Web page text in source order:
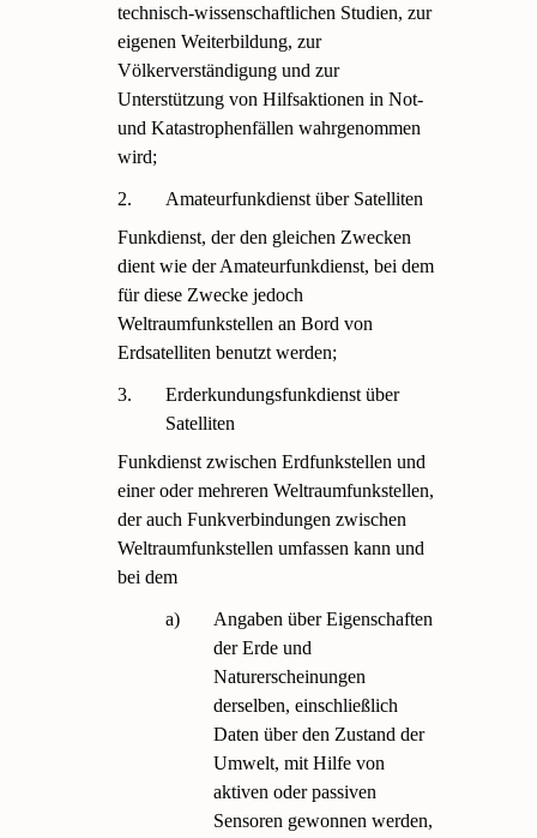
technisch-wissenschaftlichen Studien, zur
eigenen Weiterbildung, zur
Völkerverständigung und zur
Unterstützung von Hilfsaktionen in Not-
und Katastrophenfällen wahrgenommen
wird;
2.
Amateurfunkdienst über Satelliten
Funkdienst, der den gleichen Zwecken
dient wie der Amateurfunkdienst, bei dem
für diese Zwecke jedoch
Weltraumfunkstellen an Bord von
Erdsatelliten benutzt werden;
3.
Erderkundungsfunkdienst über
Satelliten
Funkdienst zwischen Erdfunkstellen und
einer oder mehreren Weltraumfunkstellen,
der auch Funkverbindungen zwischen
Weltraumfunkstellen umfassen kann und
bei dem
a)
Angaben über Eigenschaften
der Erde und
Naturerscheinungen
derselben, einschließlich
Daten über den Zustand der
Umwelt, mit Hilfe von
aktiven oder passiven
Sensoren gewonnen werden,